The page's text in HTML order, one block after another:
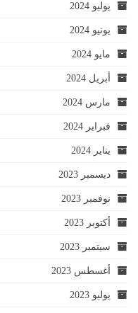
يوليو 2024
يونيو 2024
مايو 2024
أبريل 2024
مارس 2024
فبراير 2024
يناير 2024
ديسمبر 2023
نوفمبر 2023
أكتوبر 2023
سبتمبر 2023
أغسطس 2023
يوليو 2023